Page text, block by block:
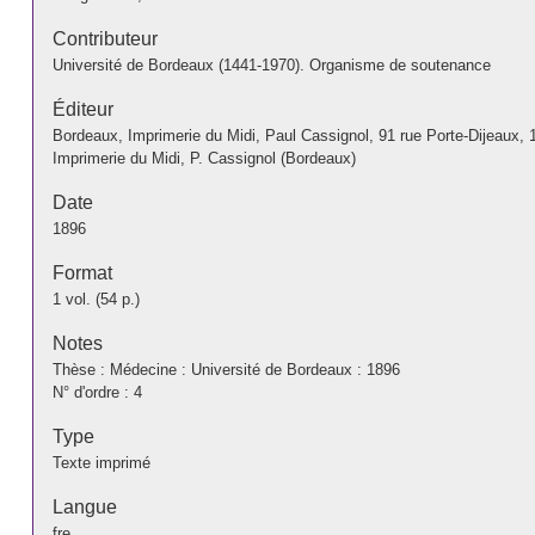
Contributeur
Université de Bordeaux (1441-1970). Organisme de soutenance
Éditeur
Bordeaux, Imprimerie du Midi, Paul Cassignol, 91 rue Porte-Dijeaux,
Imprimerie du Midi, P. Cassignol (Bordeaux)
Date
1896
Format
1 vol. (54 p.)
Notes
Thèse : Médecine : Université de Bordeaux : 1896
N° d'ordre : 4
Type
Texte imprimé
Langue